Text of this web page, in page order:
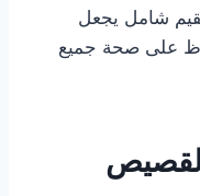
نظيفة 100%، وتعقيم شامل يجعل
على صحة جميع